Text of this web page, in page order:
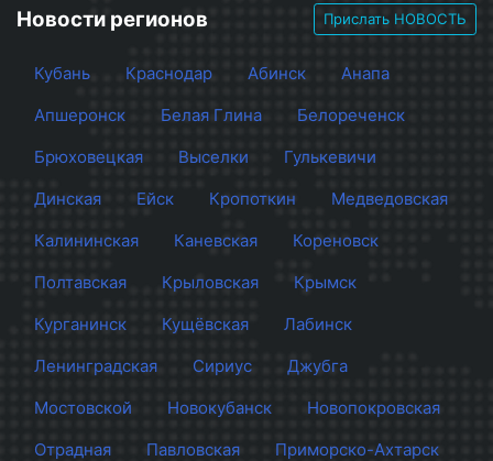
Новости регионов Прислать НОВОСТЬ
Кубань Краснодар Абинск
Анапа
Апшеронск
Белая Глина
Белореченск
Брюховецкая
Выселки
Гулькевичи
Динская
Ейск Кропоткин
Медведовская
Калининская
Каневская
Кореновск
Полтавская
Крыловская
Крымск
Курганинск
Кущёвская
Лабинск
Ленинградская
Сириус
Джубга
Мостовской
Новокубанск
Новопокровская
Отрадная
Павловская
Приморско-Ахтарск